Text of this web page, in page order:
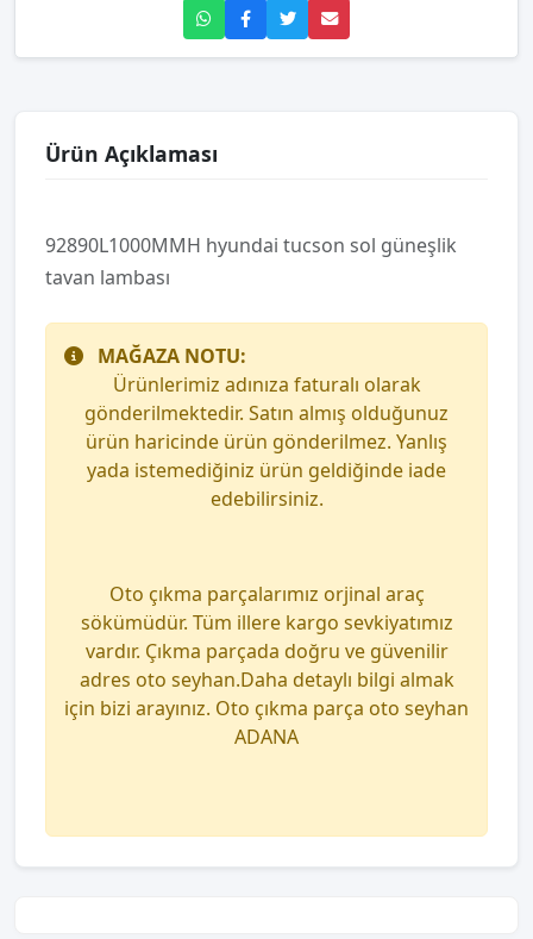
Ürün Açıklaması
92890L1000MMH hyundai tucson sol güneşlik
tavan lambası
MAĞAZA NOTU:
Ürünlerimiz adınıza faturalı olarak
gönderilmektedir. Satın almış olduğunuz
ürün haricinde ürün gönderilmez. Yanlış
yada istemediğiniz ürün geldiğinde iade
edebilirsiniz.
Oto çıkma parçalarımız orjinal araç
sökümüdür. Tüm illere kargo sevkiyatımız
vardır. Çıkma parçada doğru ve güvenilir
adres oto seyhan.Daha detaylı bilgi almak
için bizi arayınız. Oto çıkma parça oto seyhan
ADANA